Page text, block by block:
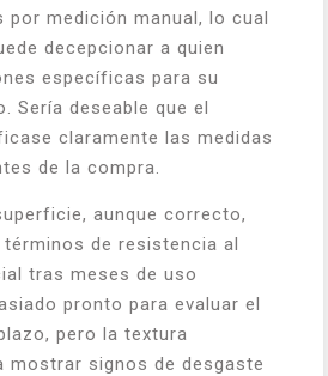
medición manual, lo cual
decepcionar a quien
específicas para su
Sería deseable que el
claramente las medidas
de la compra.
aunque correcto,
de resistencia al
tras meses de uso
pronto para evaluar el
pero la textura
mostrar signos de desgaste